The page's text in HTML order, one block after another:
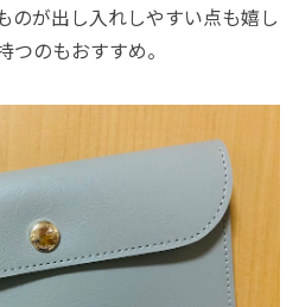
のが出し入れしやすい点も嬉し
のもおすすめ。